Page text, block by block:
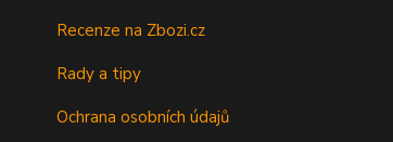
Recenze na Zbozi.cz
Rady a tipy
Ochrana osobních údajů